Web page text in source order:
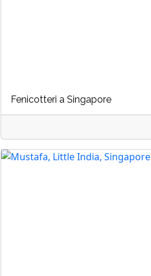
Fenicotteri a Singapore